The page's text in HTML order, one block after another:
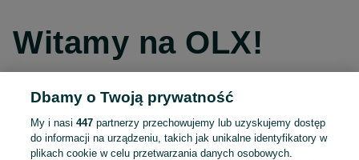
Witamy na OLX!
Kontynuuj przez Facebooka
Kontynuuj przez konto Apple
Dbamy o Twoją prywatność
My i nasi447 partnerzy przechowujemy lub uzyskujemy dostęp
do informacji na urządzeniu, takich jak unikalne identyfikatory w
plikach cookie w celu przetwarzania danych osobowych.